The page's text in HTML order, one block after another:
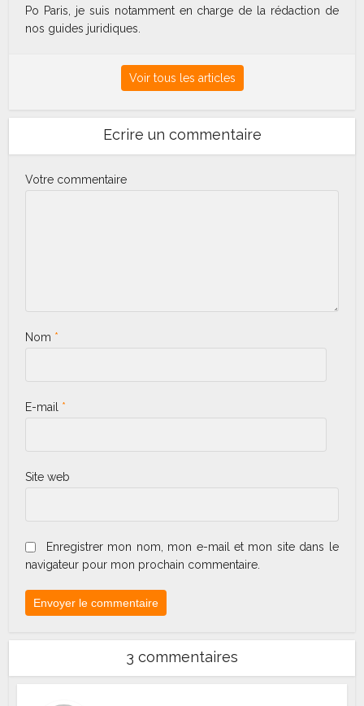
Po Paris, je suis notamment en charge de la rédaction de
nos guides juridiques.
Voir tous les articles
Ecrire un commentaire
Votre commentaire
Nom *
E-mail *
Site web
Enregistrer mon nom, mon e-mail et mon site dans le
navigateur pour mon prochain commentaire.
3 commentaires